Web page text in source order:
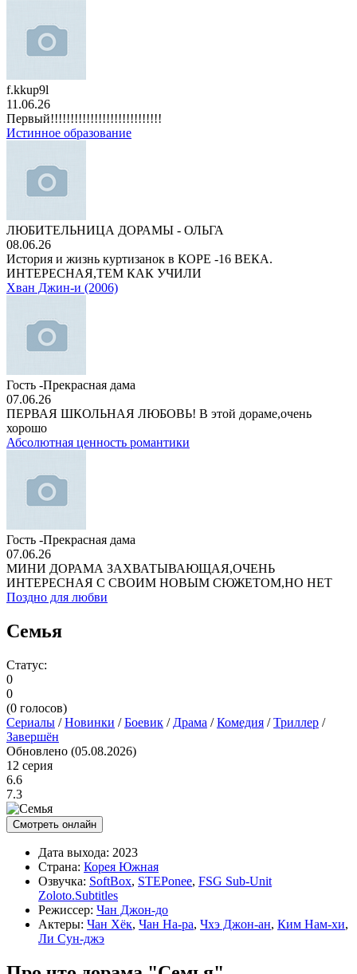
f.kkup9l
11.06.26
Первый!!!!!!!!!!!!!!!!!!!!!!!!!!!!
Истинное образование
ЛЮБИТЕЛЬНИЦА ДОРАМЫ - ОЛЬГА
08.06.26
История и жизнь куртизанок в КОРЕ -16 ВЕКА.
ИНТЕРЕСНАЯ,ТЕМ КАК УЧИЛИ
Хван Джин-и (2006)
Гость -Прекрасная дама
07.06.26
ПЕРВАЯ ШКОЛЬНАЯ ЛЮБОВЬ! В этой дораме,очень
хорошо
Абсолютная ценность романтики
Гость -Прекрасная дама
07.06.26
МИНИ ДОРАМА ЗАХВАТЫВАЮЩАЯ,ОЧЕНЬ
ИНТЕРЕСНАЯ С СВОИМ НОВЫМ СЮЖЕТОМ,НО НЕТ
Поздно для любви
Семья
Статус:
0
0
(0 голосов)
Сериалы /Новинки /Боевик / Драма /Комедия /Триллер /
Завершён
Обновлено (05.08.2026)
12 серия
6.6
7.3
Смотреть онлайн
Дата выхода: 2023
Страна: Корея Южная
Озвучка: SoftBox, STEPonee, FSG Sub-Unit
Zoloto.Subtitles
Режиссер: Чан Джон-до
Актеры: Чан Хёк, Чан На-ра, Чхэ Джон-ан, Ким Нам-хи,
Ли Сун-джэ